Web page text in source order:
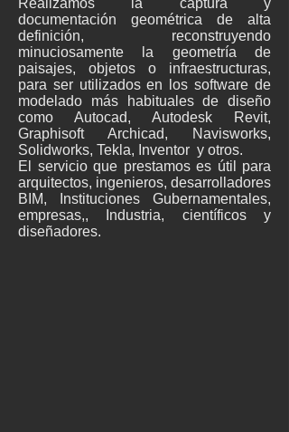
​​Realizamos la captura y
documentación geométrica de alta
definición, reconstruyendo
minuciosamente la geometría de
paisajes, objetos o infraestructuras,
para ser utilizados en lossoftware de
modelado más habituales de diseño
como Autocad, Autodesk Revit,
Graphisoft Archicad, Navisworks,
Solidworks, Tekla, Inventor y otros.
El servicio que prestamos es útil para
arquitectos, ingenieros, desarrolladores
BIM, Instituciones Gubernamentales,
empresas,, Industria, científicos y
diseñadores.